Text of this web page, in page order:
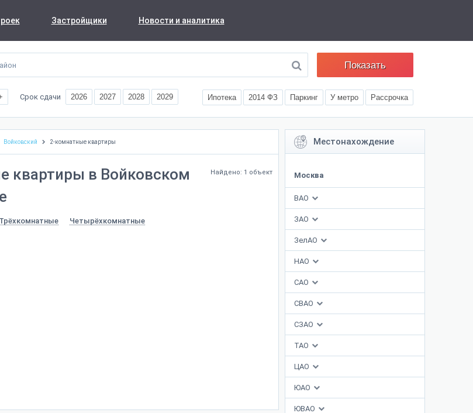
Застройщики Новости и аналитика
Показать
Срок сдачи 2026 2027 2028 2029 Ипотека 2014 ФЗ Паркинг У метро Рассрочка
Местонахождение
Москва
ВАО
ЗАО
ЗелАО
НАО
САО
СВАО
СЗАО
ТАО
ЦАО
ЮАО
ЮВАО
Войковский 2-комнатные квартиры
Найдено: 1 объект
квартиры в Войковском
Трёхкомнатные Четырёхкомнатные